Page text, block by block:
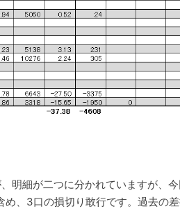
明細が二つに分かれていますが、
、3口の損切り敢行です。過去の